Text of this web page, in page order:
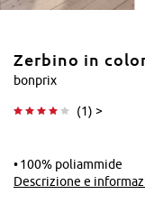
Zerbino in
bonprix
(1) >
100% poliammide
Descrizione e